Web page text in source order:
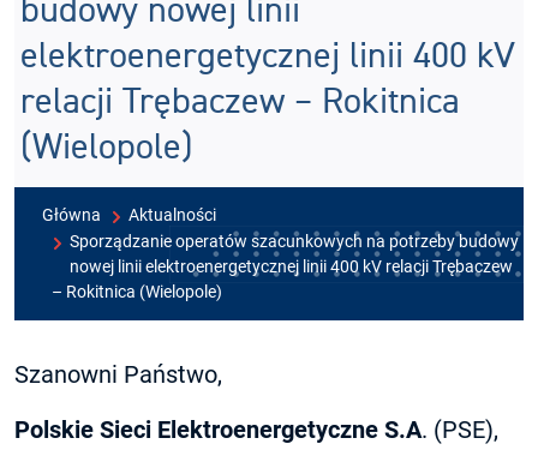
budowy nowej linii
elektroenergetycznej linii 400 kV
relacji Trębaczew – Rokitnica
(Wielopole)
Główna
Aktualności
Sporządzanie operatów szacunkowych na potrzeby budowy
nowej linii elektroenergetycznej linii 400 kV relacji Trębaczew
– Rokitnica (Wielopole)
Szanowni Państwo,
Polskie Sieci Elektroenergetyczne S.A. (PSE),